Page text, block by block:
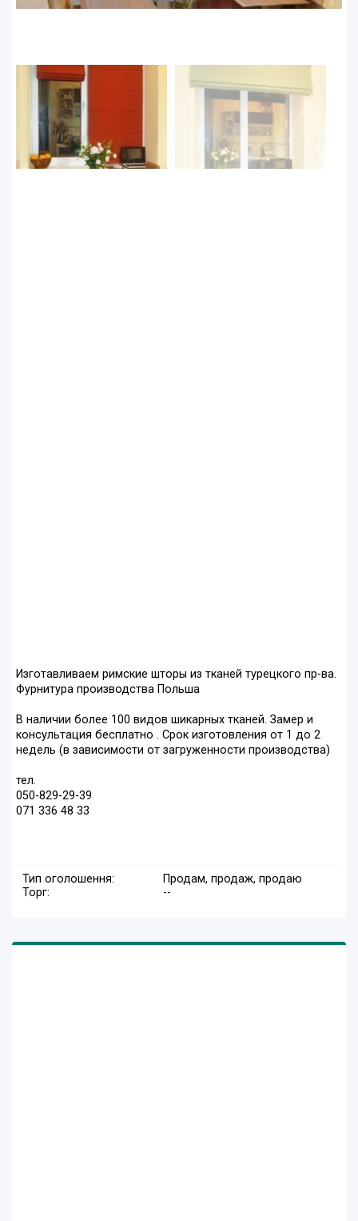
Изготавливаем римские шторы из тканей турецкого пр-ва.
Фурнитура производства Польша
В наличии более 100 видов шикарных тканей. Замер и
консультация бесплатно . Срок изготовления от 1 до 2
недель (в зависимости от загруженности производства)
тел.
050-829-29-39
071 336 48 33
Тип оголошення:
Продам, продаж, продаю
Торг:
--